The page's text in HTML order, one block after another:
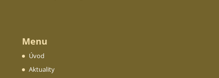
Menu
Úvod
Aktuality